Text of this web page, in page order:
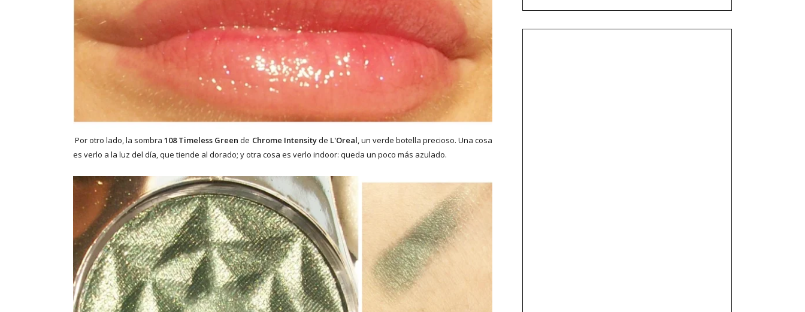
Por otro lado, la sombra108 Timeless Green de Chrome Intensityde L'Oreal, un verde botella precioso. Una cosa
es verlo a la luz del día, que tiende al dorado; y otra cosa es verlo indoor: queda un poco más azulado.